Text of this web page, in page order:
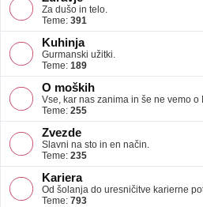
Za dušo in telo.
Teme: 391
Kuhinja
Gurmanski užitki.
Teme: 189
O moških
Vse, kar nas zanima in še ne vemo o
Teme: 255
Zvezde
Slavni na sto in en način.
Teme: 235
Kariera
Od šolanja do uresničitve karierne
Teme: 793